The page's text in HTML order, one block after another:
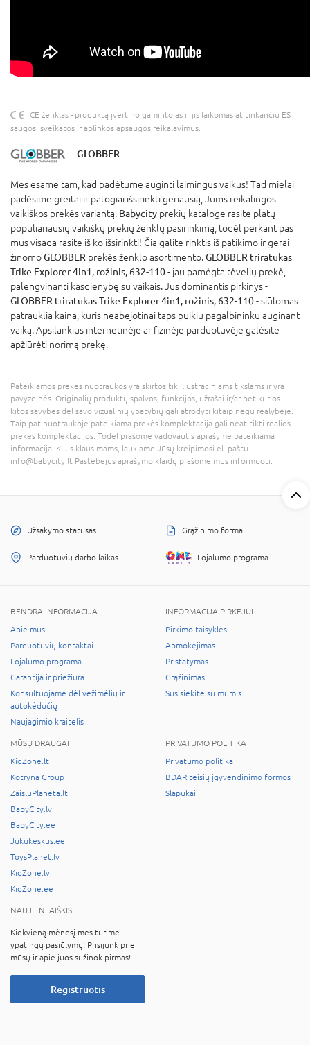
CE ženklas - produktą įvertino gamintojas ir jis laikomas atitinkančiu ES
saugos, sveikatos ir aplinkos apsaugos reikalavimus.
GLOBBER
Mes esame tam, kad padėtume auginti laimingus vaikus! Tad mielai
padėsime greitai ir patogiai išsirinkti geriausią, Jums reikalingos
vaikiškos prekės variantą. Babycity prekių kataloge rasite platų
populiariausių vaikiškų prekių ženklų pasirinkimą, todėl perkant pas
mus visada rasite iš ko išsirinkti! Čia galite rinktis iš patikimo ir gerai
žinomoGLOBBER prekės ženklo asortimento.GLOBBER triratukas
Trike Explorer 4in1, rožinis, 632-110- jau pamėgta tėvelių prekė,
palengvinanti kasdienybę su vaikais. Jus dominantis pirkinys -
GLOBBER triratukas Trike Explorer 4in1, rožinis, 632-110- siūlomas
patrauklia kaina, kuris neabejotinai taps puikiu pagalbininku auginant
vaiką. Apsilankius internetinėje ar fizinėje parduotuvėje galėsite
apžiūrėti norimą prekę.
Pateikiamos prekės nuotraukos yra skirtos tik iliustraciniams tikslams ir yra
pavyzdinės. Originalių produktų spalvos, funkcijos, užrašai ir/ar bet kurios
kitos savybės dėl savo vizualinių ypatybių gali atrodyti kitaip negu realybėje.
Taip pat nuotraukoje pateikiama prekės komplektacija gali neatitikti realios
prekės komplektacijos. Todėl prašome vadovautis aprašyme pateikiama
informacija. Kilus klausimams, laukiame Jūsų kreipimosi el. paštu
info@babycity.lt Pastebėjus aprašymo klaidų prašome mus informuoti.
Užsakymo statusas Grąžinimo forma
Parduotuvių darbo laikas Lojalumo programa
BENDRA INFORMACIJA
Apie mus
Parduotuvių kontaktai
Lojalumo programa
Garantija ir priežiūra
Konsultuojame dėl vežimėlių ir
autokėdučių
Naujagimio kraitelis
INFORMACIJA PIRKĖJUI
Pirkimo taisyklės
Apmokėjimas
Pristatymas
Grąžinimas
Susisiekite su mumis
MŪSŲ DRAUGAI
KidZone.lt
Kotryna Group
ZaisluPlaneta.lt
BabyCity.lv
BabyCity.ee
Jukukeskus.ee
ToysPlanet.lv
KidZone.lv
KidZone.ee
PRIVATUMO POLITIKA
Privatumo politika
BDAR teisių įgyvendinimo formos
Slapukai
NAUJIENLAIŠKIS
Kiekvieną mėnesį mes turime
ypatingų pasiūlymų! Prisijunk prie
mūsų ir apie juos sužinok pirmas!
Registruotis